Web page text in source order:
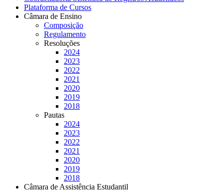
Plataforma de Cursos
Câmara de Ensino
Composição
Regulamento
Resoluções
2024
2023
2022
2021
2020
2019
2018
Pautas
2024
2023
2022
2021
2020
2019
2018
Câmara de Assistência Estudantil